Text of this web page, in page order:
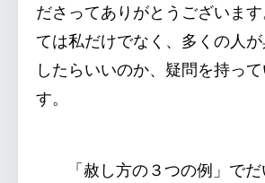
ださってありがとうございま
ては私だけでなく、多くの人
したらいいのか、疑問を持っ
す。
「赦し方の３つの例」でだ